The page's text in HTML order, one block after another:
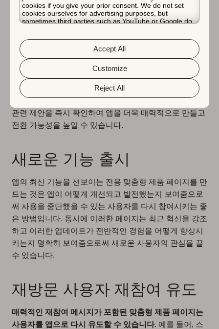
cookies if you give your prior consent. We do not set
cookies ourselves for advertising purposes, but
sometimes third parties such as YouTube or Google do.
about the protection of your personal data and the
different cookies we use, please read our
&Privacy Policy. You can customize your cookie settings
and preferences by clicking the “Customize” button.
Reject All
Customize
Accept All
시즌 또는 프로모션 캠페인
시간 제한 프로모션의 경우 맞춤형 제품 페이지는시즌 또
는 한정 콘텐츠를
타겟팅되고 관련성 있게 강조할 수 있는
유연성을 제공합니다. 예를 들어, 전자상거래 앱은 해당
기간에만 제공되는 독점 발렌타인 데이 제품을 특징으로
하는 특별 맞춤형 제품 페이지를 만들 수 있습니다. 이렇
게 하면 휴일과 관련된 특정 키워드를 검색하는 사용자가
관련 제안을 즉시 확인하여 앱을 더욱 매력적으로 만들고
전환 가능성을 높일 수 있습니다.
새로운 기능 출시
앱의 최신 기능을 선보이는 전용 맞춤형 제품 페이지를 만
드는 것은 앱이 어떻게 개선되고 발전했는지 보여줌으로
써 사용을 중단했을 수 있는 사용자를 다시 참여시키는 좋
은 방법입니다. 동시에 이러한 페이지는 최근 혁신을 강조
하고 이러한 업데이트가 전반적인 경험을 어떻게 향상시
키는지 명확히 보여줌으로써 새로운 사용자의 관심을 끌
수 있습니다.
재방문 사용자 재참여 유도
매력적인 재참여 메시지가 포함된 맞춤형 제품 페이지는
사용자를 앱으로 다시 유도할 수 있습니다. 예를 들어, 스